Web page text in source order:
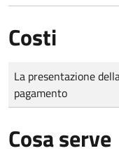
Costi
Tipo di pagamento
Importo
La presentazione
pagamento
Cosa serve